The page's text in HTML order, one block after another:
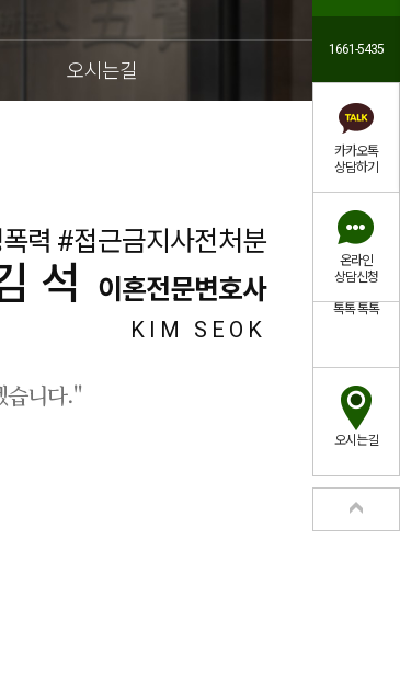
오시는길
력 #접근금지사전처분
석 이혼전문변호사
KIM SEOK
습니다."
1661-5435
카카오톡
상담하기
온라인
상담신청
톡톡톡톡
오시는길